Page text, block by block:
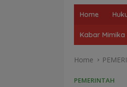
Home
Kabar Mimika
Home
PEMERINTAH